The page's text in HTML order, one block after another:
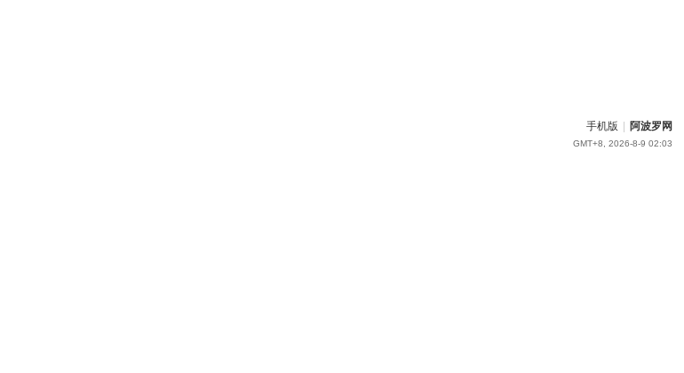
手机版 阿波罗网
GMT+8, 2026-8-9 02:03